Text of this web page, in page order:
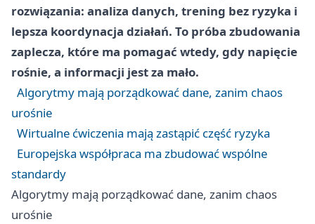
rozwiązania: analiza danych, trening bez ryzyka i
lepsza koordynacja działań. To próba zbudowania
zaplecza, które ma pomagać wtedy, gdy napięcie
rośnie, a informacji jest za mało.
Algorytmy mają porządkować dane, zanim chaos
urośnie
Wirtualne ćwiczenia mają zastąpić część ryzyka
Europejska współpraca ma zbudować wspólne
standardy
Algorytmy mają porządkować dane, zanim chaos
urośnie